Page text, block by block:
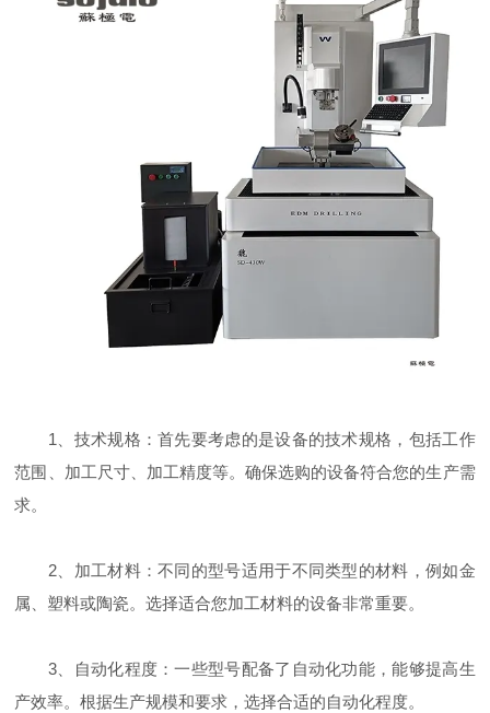
1、技术规格：首先要考虑的是设备的技术规格，包括工作
范围、加工尺寸、加工精度等。确保选购的设备符合您的生产需
求。
2、加工材料：不同的型号适用于不同类型的材料，例如金
属、塑料或陶瓷。选择适合您加工材料的设备非常重要。
3、自动化程度：一些型号配备了自动化功能，能够提高生
产效率。根据生产规模和要求，选择合适的自动化程度。